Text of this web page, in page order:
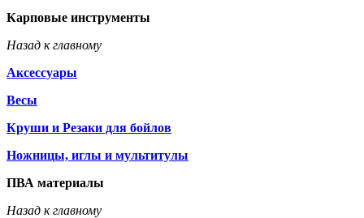
Карповые инструменты
Назад к главному
Аксессуары
Весы
Круши и Резаки для бойлов
Ножницы, иглы и мультитулы
ПВА материалы
Назад к главному